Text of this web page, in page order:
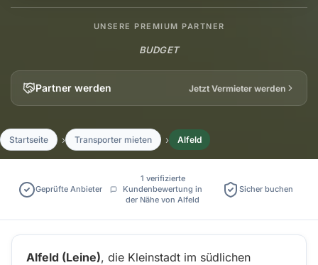
UNSERE PREMIUM PARTNER
BUDGET
Partner werden Jetzt Vermieter werden
Startseite Transporter mieten Alfeld
Geprüfte Anbieter
1 verifizierte
Kundenbewertung in
der Nähe von Alfeld
Sicher buchen
Alfeld (Leine), die Kleinstadt im südlichen